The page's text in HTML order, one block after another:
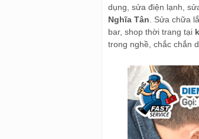
dụng, sửa điện lạnh,
Nghĩa Tân . Sửa chữa
bar, shop thời trang tại
trong nghề, chắc chắn